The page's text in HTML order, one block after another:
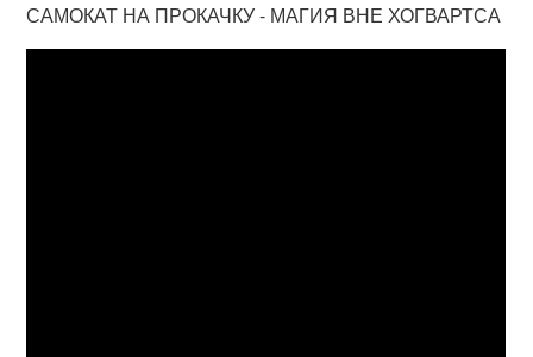
САМОКАТ НА ПРОКАЧКУ - МАГИЯ ВНЕ ХОГВАРТСА